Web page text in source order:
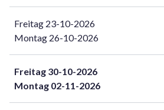
Freitag 23-10-2026
Montag 26-10-2026
Freitag 30-10-2026
Montag 02-11-2026